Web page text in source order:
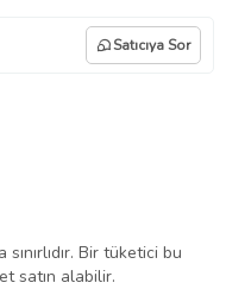
Satıcıya Sor
Bir tüketici bu
satın alabilir.